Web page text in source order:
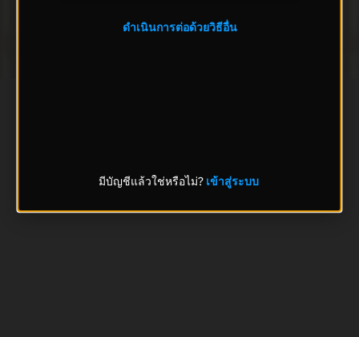
ดำเนินการต่อด้วยวิธีอื่น
มีบัญชีแล้วใช่หรือไม่? เข้าสู่ระบบ